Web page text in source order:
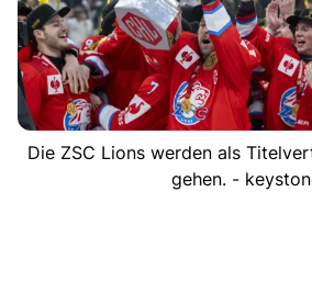
Die ZSC Lions werden als
gehen. -